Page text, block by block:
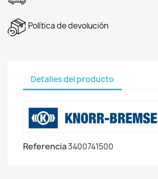
Política de devolución
Detalles del producto
Referencia3400741500